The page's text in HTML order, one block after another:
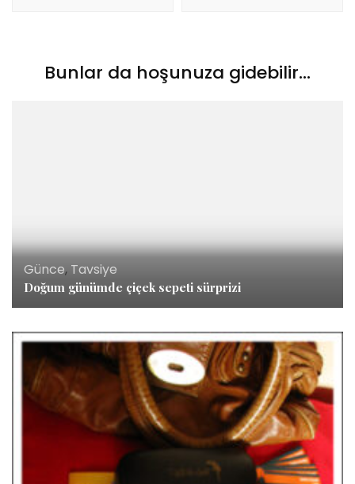
Bunlar da hoşunuza gidebilir...
Günce, Tavsiye
Doğum günümde çiçek sepeti sürprizi